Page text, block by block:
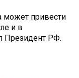
может привести
и в
Президент РФ.